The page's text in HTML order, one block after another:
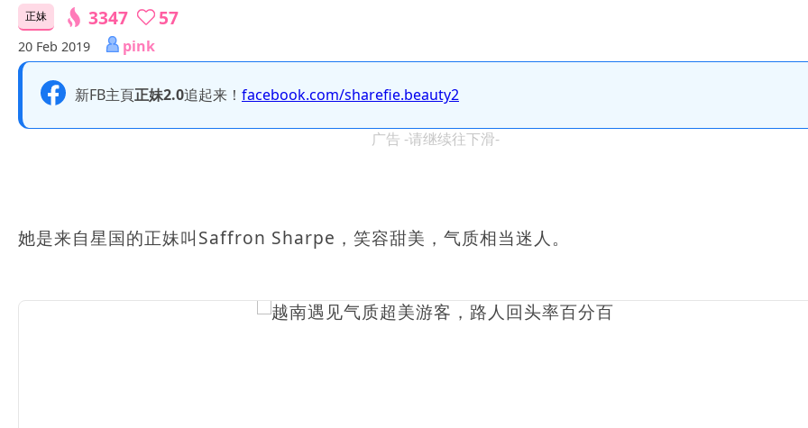
正妹 3347 57
20 Feb 2019 pink
新FB主頁正妹2.0追起来！ facebook.com/sharefie.beauty2
广告 -请继续往下滑-
她是来自星国的正妹叫Saffron Sharpe，笑容甜美，气质相当迷人。